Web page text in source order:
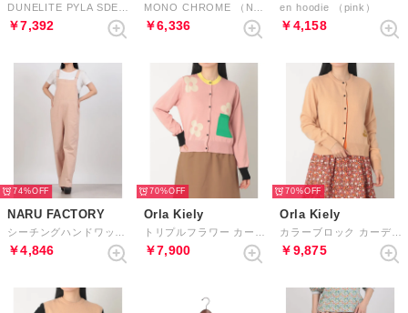
￥7,392 ￥6,336
en hoodie （pink）
￥4,158
74%
NARU FACTORY
￥4,846
70%
Orla Kiely
￥7,900
70%
Orla Kiely
￥9,875